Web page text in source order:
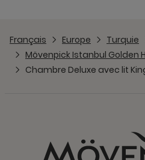
Français Europe Turquie
Mövenpick Istanbul Golden
Chambre Deluxe avec lit